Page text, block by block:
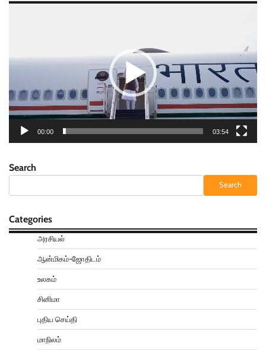
00:00 03:54
Search
Search
Categories
அரசியல்
ஆன்மிகம்-ஜோதிடம்
உலகம்
சினிமா
புதிய செய்தி
மாநிலம்